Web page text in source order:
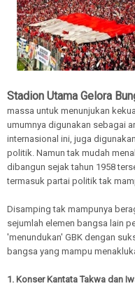
Stadion Utama Gelora
massa untuk menunjukan
umumnya digunakan sebagai
internasional ini, juga
politik. Namun tak mudah
dibangun sejak tahun 1958
termasuk partai politik tak
Disamping tak mampunya
sejumlah elemen bangsa lain
'menundukan' GBK dengan
bangsa yang mampu
1. Konser Kantata Takwa dan